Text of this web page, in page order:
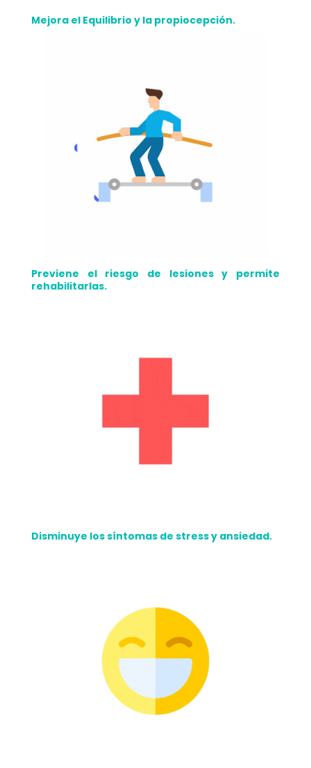
Mejora el Equilibrio y la propiocepción.
Previene el riesgo de lesiones y permite
rehabilitarlas.
Disminuye los síntomas de stress y ansiedad.